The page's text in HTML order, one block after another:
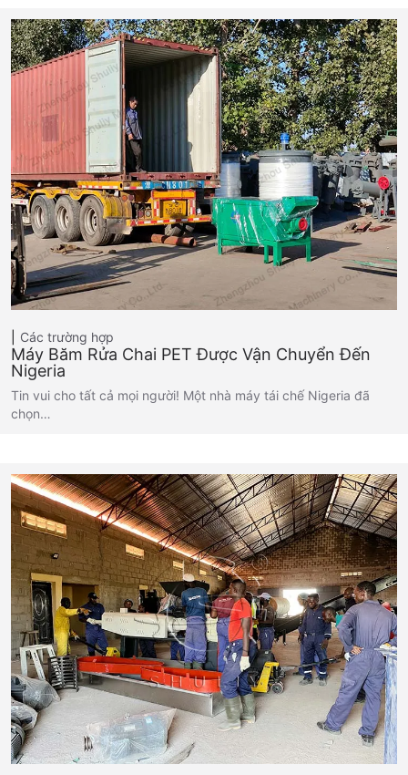
Các trường hợp
Máy Băm Rửa Chai PET Được Vận Chuyển Đến
Nigeria
Tin vui cho tất cả mọi người! Một nhà máy tái chế Nigeria đã
chọn…